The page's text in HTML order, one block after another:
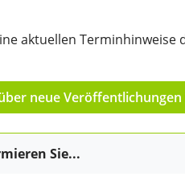
aktuellen Terminhinweise
neue
Sie...